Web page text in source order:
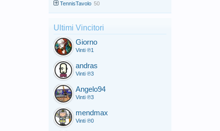
TennisTavolo 50
Ultimi Vincitori
Giorno
Vinti ℗1
andras
Vinti ℗3
Angelo94
Vinti ℗3
mendmax
Vinti ℗0